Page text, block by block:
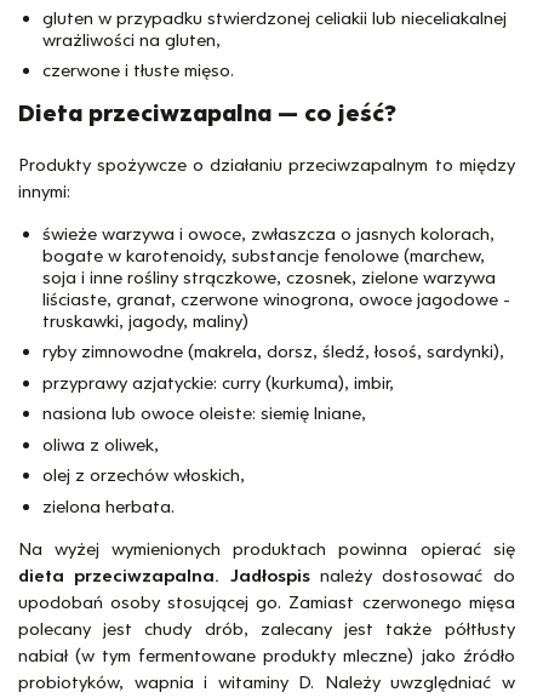
gluten w przypadku stwierdzonej celiakii lub nieceliakalnej
wrażliwości na gluten,
czerwone i tłuste mięso.
Dieta przeciwzapalna — co jeść?
Produkty spożywcze o działaniu przeciwzapalnym to między
innymi:
świeże warzywa i owoce, zwłaszcza o jasnych kolorach,
bogate w karotenoidy, substancje fenolowe (marchew,
soja i inne rośliny strączkowe, czosnek, zielone warzywa
liściaste, granat, czerwone winogrona, owoce jagodowe -
truskawki, jagody, maliny)
ryby zimnowodne (makrela, dorsz, śledź, łosoś, sardynki),
przyprawy azjatyckie: curry (kurkuma), imbir,
nasiona lub owoce oleiste: siemię lniane,
oliwa z oliwek,
olej z orzechów włoskich,
zielona herbata.
Na wyżej wymienionych produktach powinna opierać się
dieta przeciwzapalna. Jadłospis należy dostosować do
upodobań osoby stosującej go. Zamiast czerwonego mięsa
polecany jest chudy drób, zalecany jest także półtłusty
nabiał (w tym fermentowane produkty mleczne) jako źródło
probiotyków, wapnia i witaminy D. Należy uwzględniać w